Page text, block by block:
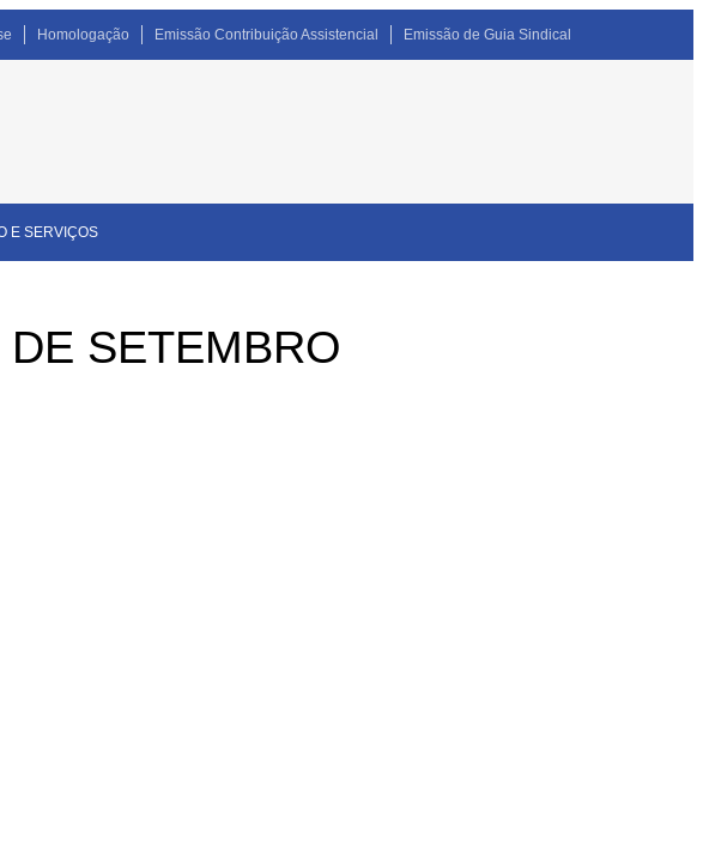
Homologação Emissão Contribuição Assistencial Emissão de Guia Sindical
E SERVIÇOS
SETEMBRO